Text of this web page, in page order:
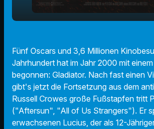
Fünf Oscars und 3,6 Millionen
Jahrhundert hat im Jahr 2000 mit
begonnen: Gladiator. Nach fast einen
gibt's jetzt die Fortsetzung aus dem
Russell Crowes große Fußstapfen tritt
("Aftersun", "All of Us Strangers"). Er
erwachsenen Lucius, der als 12-